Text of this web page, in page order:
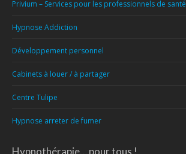
Privium – Services pour les professionnels de santé
Hypnose Addiction
Développement personnel
Cabinets à louer / à partager
Centre Tulipe
Hypnose arreter de fumer